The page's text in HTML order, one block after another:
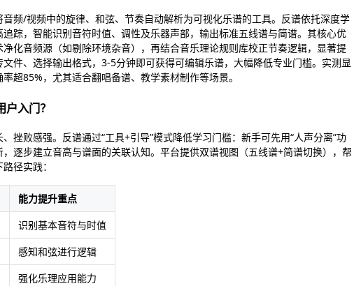
频/视频中的旋律、和弦、节奏自动解析为可视化乐谱的工具。反谱依托深度学
踪，智能识别音符时值、调性及乐器声部，输出标准五线谱与简谱。其核心优
化音频源（如剔除环境杂音），再结合音乐理论规则库校正节奏逻辑，显著提
件、选择输出格式，3-5分钟即可获得可编辑乐谱，大幅降低专业门槛。实测显
超85%，尤其适合翻唱备谱、教学素材制作等场景。
入门？
挫败感强。反谱通过“工具+引导”模式降低学习门槛：新手可先用“人声分离”功
逐步建立音高与谱面的关联认知。平台提供双谱视图（五线谱+简谱切换），帮
径实践：
能力提升重点
识别基本音符与时值
感知和弦进行逻辑
强化乐理应用能力